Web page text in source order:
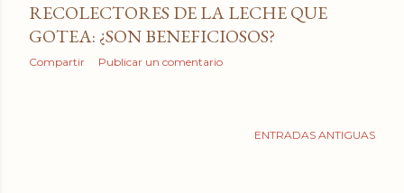
RECOLECTORES DE LA LECHE QUE
GOTEA: ¿SON BENEFICIOSOS?
Compartir Publicar un comentario
ENTRADAS ANTIGUAS